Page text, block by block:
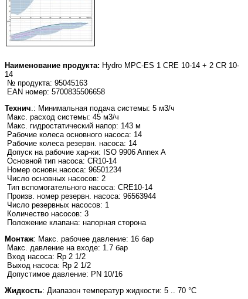
Наименование продукта: Hydro MPC-ES 1 CRE 10-14 + 2 CR 10-
14
№ продукта: 95045163
EAN номер: 5700835506658
Технич.: Минимальная подача системы: 5 м3/ч
Макс. расход системы: 45 м3/ч
Макс. гидростатический напор: 143 м
Рабочие колеса основного насоса: 14
Рабочие колеса резервн. насоса: 14
Допуск на рабочие хар-ки: ISO 9906 Annex A
Основной тип насоса: CR10-14
Номер основн.насоса: 96501234
Число основных насосов: 2
Тип вспомогательного насоса: CRE10-14
Произв. номер резервн. насоса: 96563944
Число резервных насосов: 1
Количество насосов: 3
Положение клапана: напорная сторона
Монтаж: Макс. рабочее давление: 16 бар
Макс. давление на входе: 1.7 бар
Вход насоса: Rp 2 1/2
Выход насоса: Rp 2 1/2
Допустимое давление: PN 10/16
Жидкость: Диапазон температур жидкости: 5 .. 70 °C